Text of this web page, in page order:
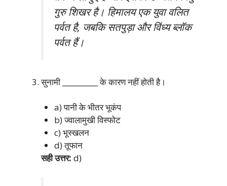
गुरु शिखर है। हिमालय एक युवा वलित
पर्वत है, जबकि सतपुड़ा और विंध्य ब्लॉक
पर्वत हैं।
सुनामी __________ के कारण नहीं होती है।
a) पानी के भीतर भूकंप
b) ज्वालामुखी विस्फोट
c) भूस्खलन
d) तूफान
सही उत्तर: d)